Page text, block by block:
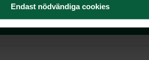
Endast nödvändiga cookies